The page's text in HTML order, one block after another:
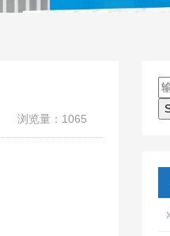
浏览量：1065